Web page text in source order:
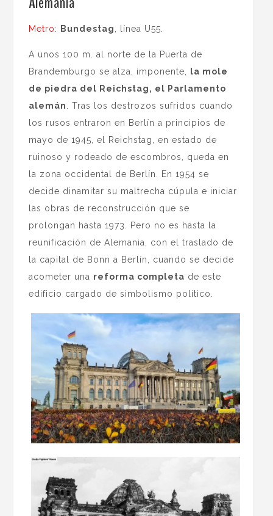
Metro: Bundestag, línea U55.
A unos 100 m. al norte de la Puerta de
Brandemburgo se alza, imponente, la mole
de piedra del Reichstag, el Parlamento
alemán. Tras los destrozos sufridos cuando
los rusos entraron en Berlín a principios de
mayo de 1945, el Reichstag, en estado de
ruinoso y rodeado de escombros, queda en
la zona occidental de Berlín. En 1954 se
decide dinamitar su maltrecha cúpula e iniciar
las obras de reconstrucción que se
prolongan hasta 1973. Pero no es hasta la
reunificación de Alemania, con el traslado de
la capital de Bonn a Berlín, cuando se decide
acometer una reforma completa de este
edificio cargado de simbolismo político.